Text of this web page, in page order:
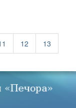
12
13